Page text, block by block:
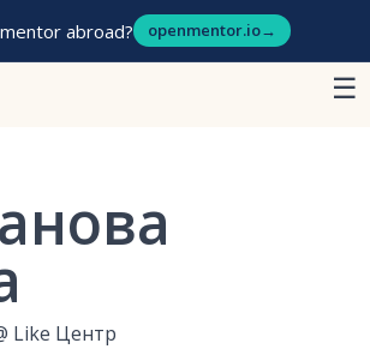
abroad? openmentor.io→
☰
Like Центр